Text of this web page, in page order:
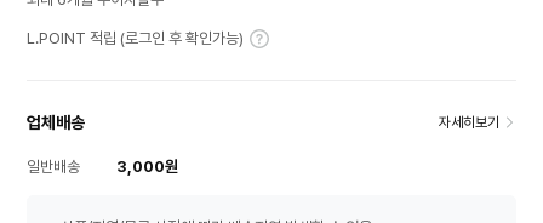
L.POINT 적립 (로그인 후 확인가능)
업체배송 자세히보기
일반배송 3,000원